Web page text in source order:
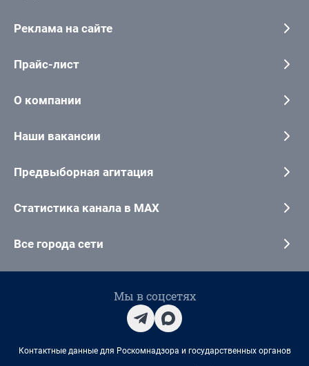
Реклама на сайте
Прайс-лист
О компании
Наши вакансии
Предвыборная агитация
Статистика канала в MAX
Все города сети
Мы в соцсетях
Контактные данные для Роскомнадзора и государственных органов